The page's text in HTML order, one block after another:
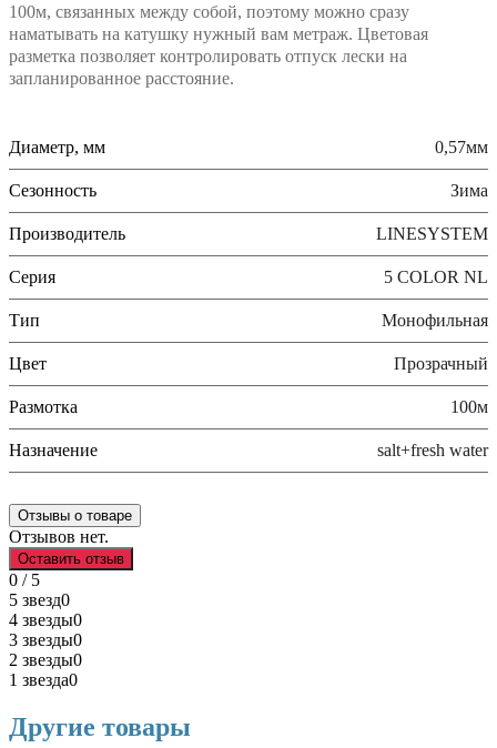
100м, связанных между собой, поэтому можно сразу
наматывать на катушку нужный вам метраж. Цветовая
разметка позволяет контролировать отпуск лески на
запланированное расстояние.
Диаметр, мм 0,57мм
Сезонность Зима
Производитель LINESYSTEM
Серия 5 COLOR NL
Тип Монофильная
Цвет Прозрачный
Размотка 100м
Назначение salt+fresh water
Отзывы о товаре
Отзывов нет.
Оставить отзыв
0 / 5
5 звезд0
4 звезды0
3 звезды0
2 звезды0
1 звезда0
Другие товары